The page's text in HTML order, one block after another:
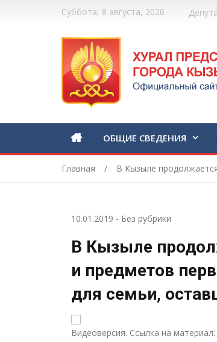
Суббота, 8 августа, 2026
ОБЩИЕ СВЕДЕНИЯ
Главная В Кызыле
10.01.2019 - Без рубрики
В Кызыле
и предметов
для семьи,
Видеоверсия. Ссылка на